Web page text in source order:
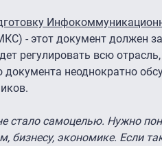
- этот документ должен
регулировать всю
неоднократно
стало самоцелью. Нужно
бизнесу, экономике. Если